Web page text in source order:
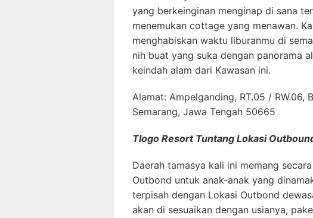
yang berkeinginan menginap di sana
menemukan cottage yang menawan.
menghabiskan waktu liburanmu di
nih buat yang suka dengan panorama
keindah alam dari Kawasan ini.
Alamat: Ampelganding, RT.05 / RW.06,
Semarang, Jawa Tengah 50665
Tlogo Resort Tuntang Lokasi
Daerah tamasya kali ini memang
Outbond untuk anak-anak yang
terpisah dengan Lokasi Outbond
akan di sesuaikan dengan usianya,